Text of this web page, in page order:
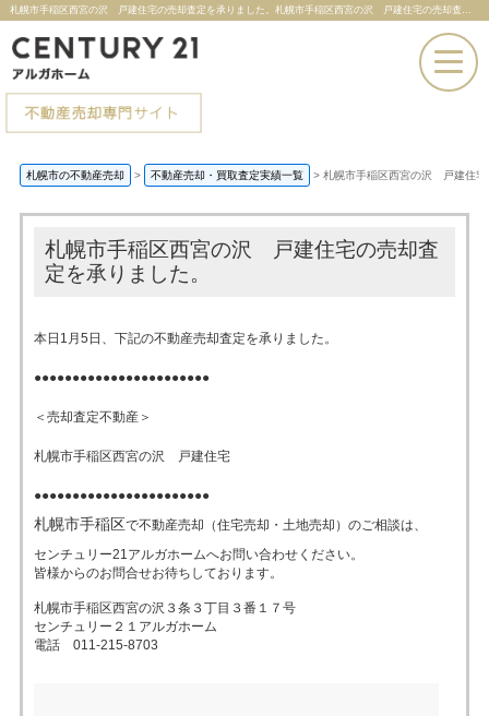
札幌市手稲区西宮の沢 戸建住宅の売却査定を承りました。札幌市手稲区西宮の沢 戸建住宅の売却査定を承りました。 |札幌市の不動産売却ならセンチュリー21アルガホーム
早く
売りたい
高く
売りたい
秘密に
札幌市の不動産売却 > 不動産売却・買取査定実績一覧 > 札幌市手稲区西宮の沢 戸建住宅
札幌市手稲区西宮の沢 戸建住宅の売却査
定を承りました。
本日1月5日、下記の不動産売却査定を承りました。
●●●●●●●●●●●●●●●●●●●●●●●
＜売却査定不動産＞
札幌市手稲区西宮の沢 戸建住宅
●●●●●●●●●●●●●●●●●●●●●●●
札幌市手稲区で不動産売却（住宅売却・土地売却）のご相談は、
センチュリー21アルガホームへお問い合わせください。
皆様からのお問合せお待ちしております。
札幌市手稲区西宮の沢３条３丁目３番１７号
センチュリー２１アルガホーム
電話 011-215-8703